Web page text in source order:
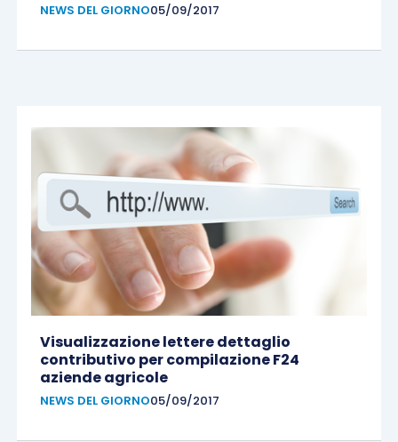
NEWS DEL GIORNO05/09/2017
Visualizzazione lettere dettaglio
contributivo per compilazione F24
aziende agricole
NEWS DEL GIORNO05/09/2017